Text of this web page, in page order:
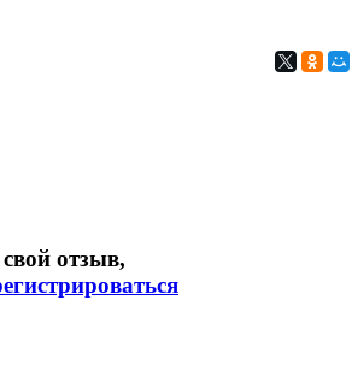
отзыв,